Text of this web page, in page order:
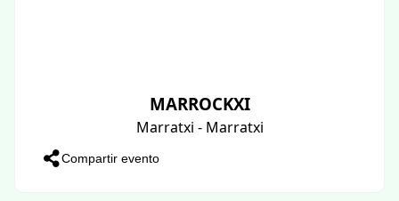
MARROCKXI
Marratxi - Marratxi
Compartir evento